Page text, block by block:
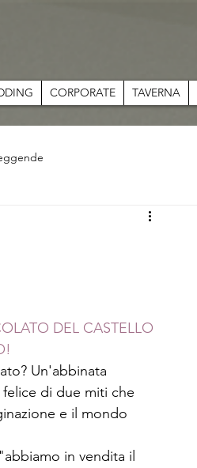
CORPORATE TAVERNA
DEL CASTELLO
Un'abbinata
di due miti che
e il mondo
in vendita il